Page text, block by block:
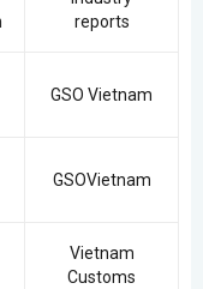
reports
GSO Vietnam
GSOVietnam
Vietnam
Customs